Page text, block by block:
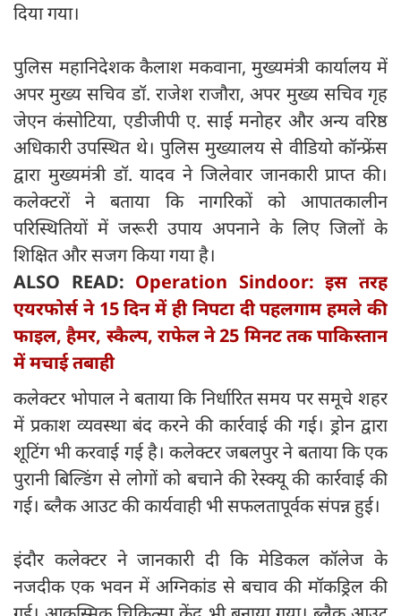
दिया गया।
पुलिस महानिदेशक कैलाश मकवाना, मुख्यमंत्री कार्यालय में
अपर मुख्य सचिव डॉ. राजेश राजौरा, अपर मुख्य सचिव गृह
जेएन कंसोटिया, एडीजीपी ए. साई मनोहर और अन्य वरिष्ठ
अधिकारी उपस्थित थे। पुलिस मुख्यालय से वीडियो कॉन्फ्रेंस
द्वारा मुख्यमंत्री डॉ. यादव ने जिलेवार जानकारी प्राप्त की।
कलेक्टरों ने बताया कि नागरिकों को आपातकालीन
परिस्थितियों में जरूरी उपाय अपनाने के लिए जिलों के
शिक्षित और सजग किया गया है।
ALSO READ: Operation Sindoor: इस तरह
एयरफोर्स ने 15 दिन में ही निपटा दी पहलगाम हमले की
फाइल, हैमर, स्कैल्प, राफेल ने 25 मिनट तक पाकिस्तान
में मचाई तबाही
कलेक्टर भोपाल ने बताया कि निर्धारित समय पर समूचे शहर
में प्रकाश व्यवस्था बंद करने की कार्रवाई की गई। ड्रोन द्वारा
शूटिंग भी करवाई गई है। कलेक्टर जबलपुर ने बताया कि एक
पुरानी बिल्डिंग से लोगों को बचाने की रेस्क्यू की कार्रवाई की
गई। ब्लैक आउट की कार्यवाही भी सफलतापूर्वक संपन्न हुई।
इंदौर कलेक्टर ने जानकारी दी कि मेडिकल कॉलेज के
नजदीक एक भवन में अग्निकांड से बचाव की मॉकड्रिल की